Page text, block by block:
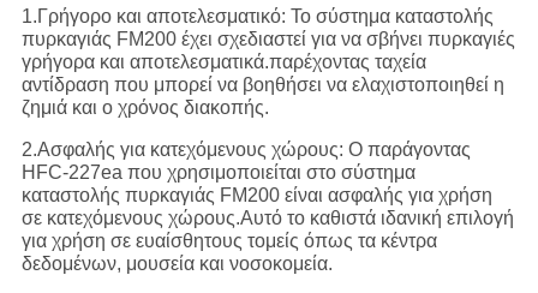
1.Γρήγορο και αποτελεσματικό: Το σύστημα καταστολής
πυρκαγιάς FM200 έχει σχεδιαστεί για να σβήνει πυρκαγιές
γρήγορα και αποτελεσματικά.παρέχοντας ταχεία
αντίδραση που μπορεί να βοηθήσει να ελαχιστοποιηθεί η
ζημιά και ο χρόνος διακοπής.
2.Ασφαλής για κατεχόμενους χώρους: Ο παράγοντας
HFC-227ea που χρησιμοποιείται στο σύστημα
καταστολής πυρκαγιάς FM200 είναι ασφαλής για χρήση
σε κατεχόμενους χώρους.Αυτό το καθιστά ιδανική επιλογή
για χρήση σε ευαίσθητους τομείς όπως τα κέντρα
δεδομένων, μουσεία και νοσοκομεία.